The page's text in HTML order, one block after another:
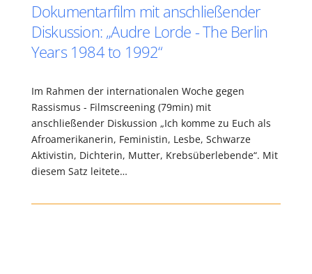
Dokumentarfilm mit anschließender
Diskussion: „Audre Lorde -­ The Berlin
Years 1984 to 1992“
Im Rahmen der internationalen Woche gegen
Rassismus - Filmscreening (79min) mit
anschließender Diskussion „Ich komme zu Euch als
Afroamerikanerin, Feministin, Lesbe, Schwarze
Aktivistin, Dichterin, Mutter, Krebsüberlebende“. Mit
diesem Satz leitete…